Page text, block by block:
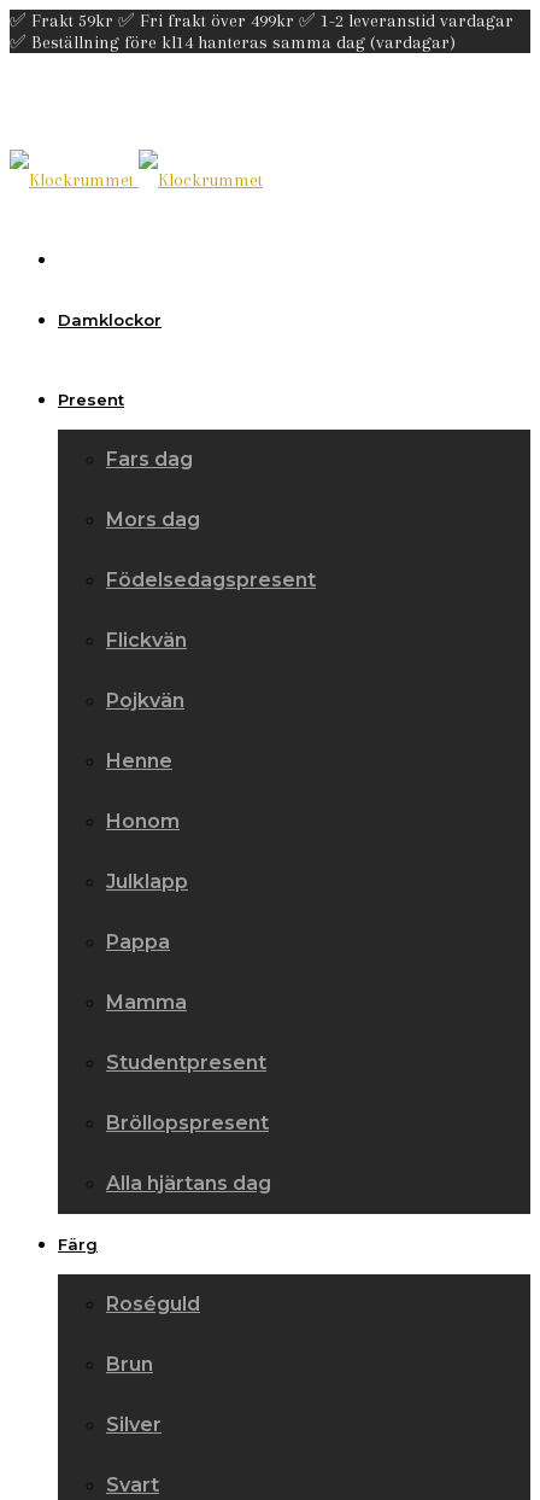
✅ Frakt 59kr ✅ Fri frakt över 499kr ✅ 1-2 leveranstid vardagar
✅ Beställning före kl14 hanteras samma dag (vardagar)
Damklockor
Present
Fars dag
Mors dag
Födelsedagspresent
Flickvän
Pojkvän
Henne
Honom
Julklapp
Pappa
Mamma
Studentpresent
Bröllopspresent
Alla hjärtans dag
Färg
Roséguld
Brun
Silver
Svart